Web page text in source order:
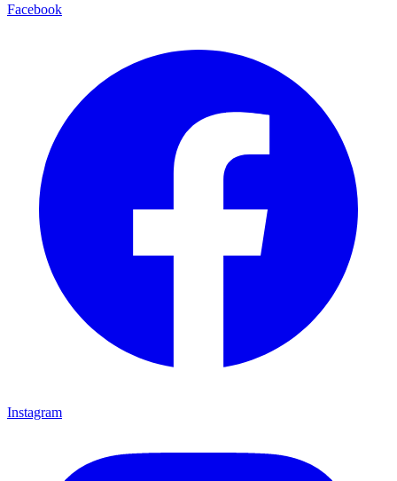
Facebook
Instagram